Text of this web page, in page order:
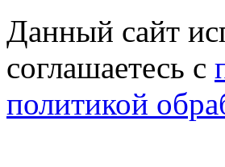
Данный сайт
соглашаетесь с
политикой